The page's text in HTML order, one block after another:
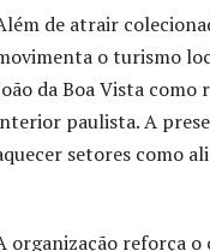
de atrair
o turismo
da Boa Vista
paulista. A
setores como
organização reforça o